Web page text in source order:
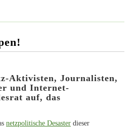
Aktivisten, Journalisten,
und Internet-
auf, das
netzpolitische Desaster dieser